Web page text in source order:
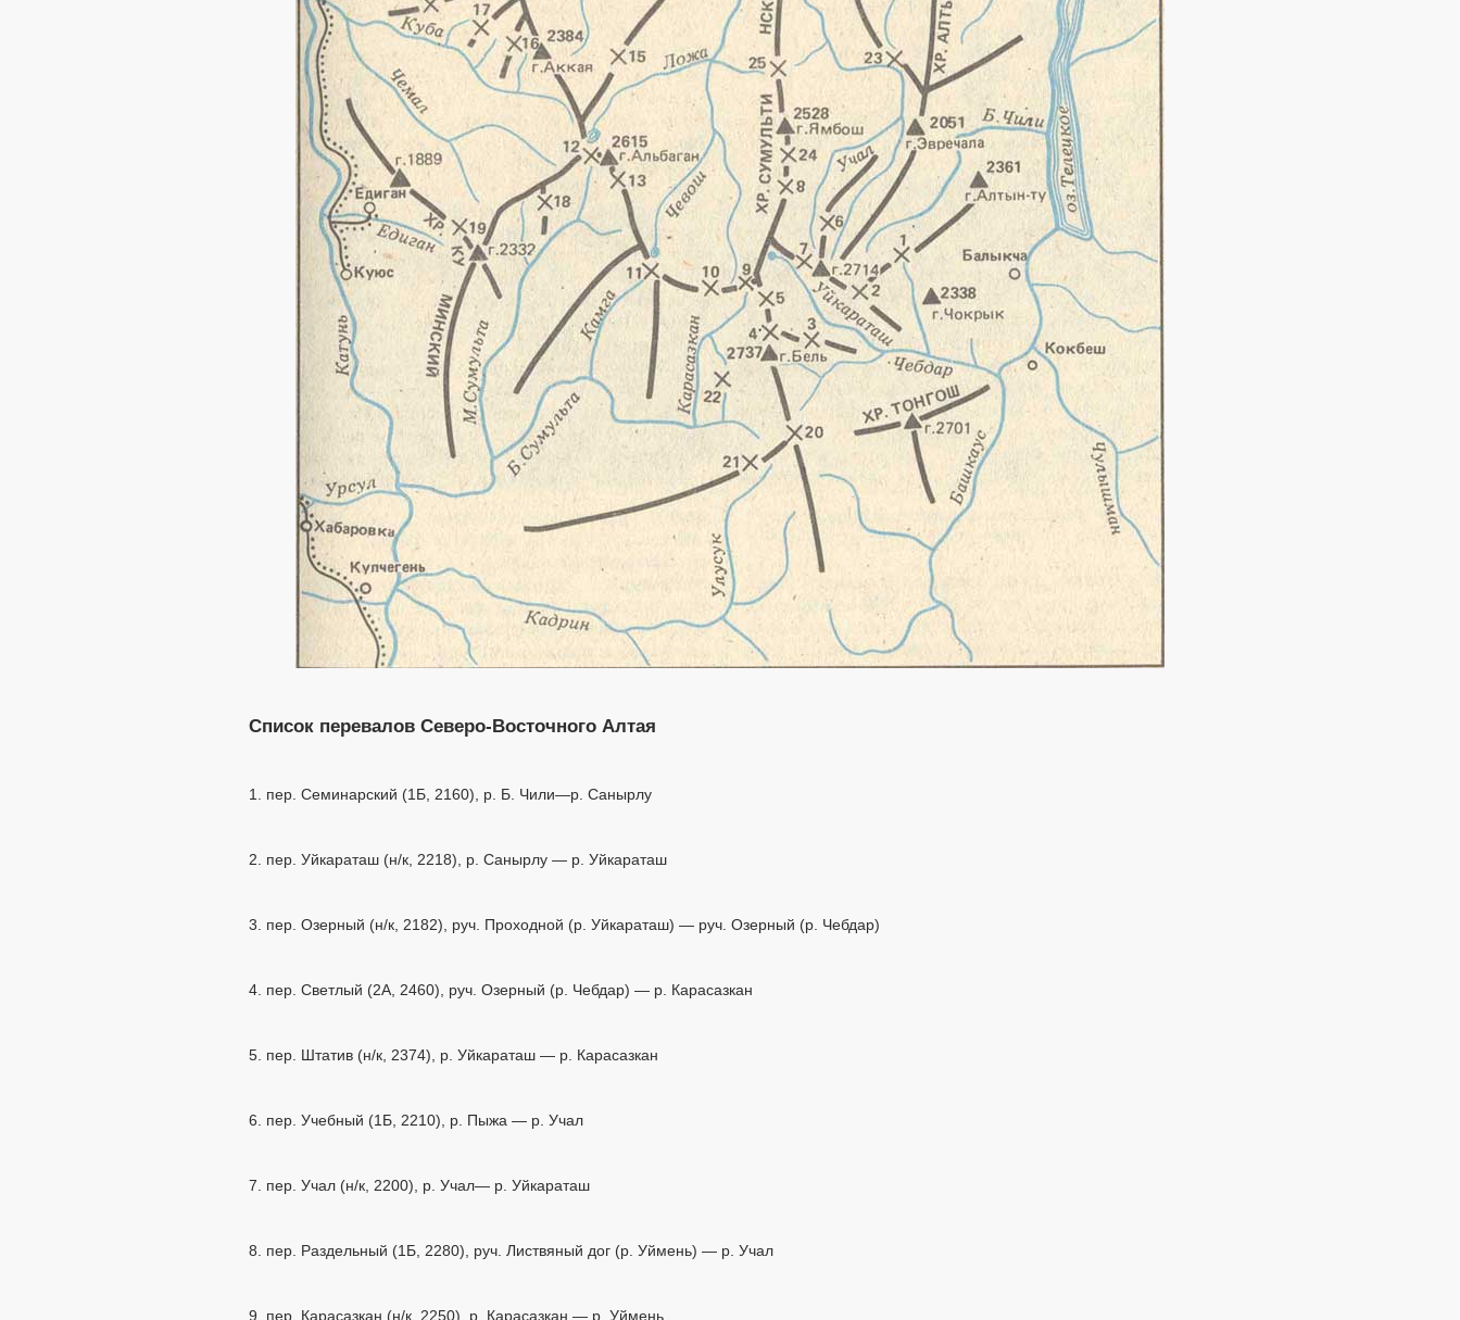
Список перевалов Северо-Восточного Алтая
1. пер. Семинарский (1Б, 2160), р. Б. Чили—р. Санырлу
2. пер. Уйкараташ (н/к, 2218), р. Санырлу — р. Уйкараташ
3. пер. Озерный (н/к, 2182), руч. Проходной (р. Уйкараташ) — руч. Озерный (р. Чебдар)
4. пер. Светлый (2А, 2460), руч. Озерный (р. Чебдар) — р. Карасазкан
5. пер. Штатив (н/к, 2374), р. Уйкараташ — р. Карасазкан
6. пер. Учебный (1Б, 2210), р. Пыжа — р. Учал
7. пер. Учал (н/к, 2200), р. Учал— р. Уйкараташ
8. пер. Раздельный (1Б, 2280), руч. Листвяный дог (р. Уймень) — р. Учал
9. пер. Карасазкан (н/к, 2250), р. Карасазкан — р. Уймень